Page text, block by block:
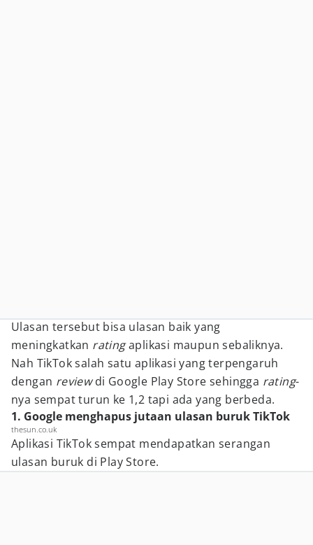
Ulasan tersebut bisa ulasan baik yang
meningkatkan ratingaplikasi maupun sebaliknya.
Nah TikTok salah satu aplikasi yang terpengaruh
dengan reviewdi Google Play Store sehingga rating-
nya sempat turun ke 1,2 tapi ada yang berbeda.
1. Google menghapus jutaan ulasan buruk TikTok
thesun.co.uk
Aplikasi TikTok sempat mendapatkan serangan
ulasan buruk di Play Store.